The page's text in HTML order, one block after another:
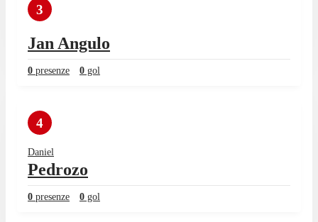
3
Jan Angulo
0 presenze 0 gol
4
Daniel
Pedrozo
0 presenze 0 gol